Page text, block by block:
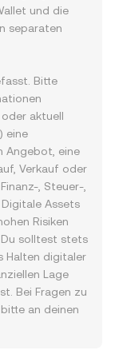
und die
separaten
Bitte
aktuell
eine
Angebot, eine
Verkauf oder
, Steuer-,
Assets
Risiken
Du solltest stets
Halten digitaler
Lage
Bei Fragen zu
an deinen